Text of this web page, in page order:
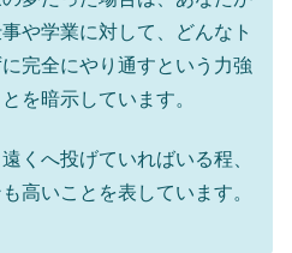
や学業に対して、どんなト
完全にやり通すという力強
を暗示しています。
くへ投げていればいる程、
高いことを表しています。